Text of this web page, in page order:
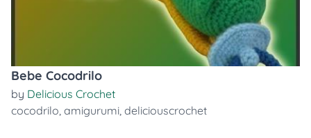
Bebe Cocodrilo
by Delicious Crochet
cocodrilo, amigurumi, deliciouscrochet